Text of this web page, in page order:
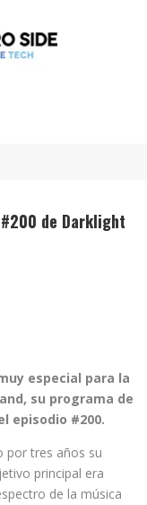
de Darklight
especial para la
su programa de
episodio #200.
por tres años su
principal era
de la música